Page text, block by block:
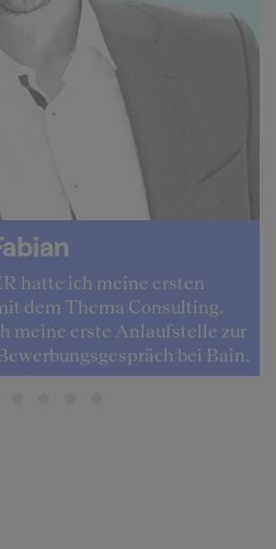
hatte ich meine ersten
dem Thema Consulting.
meine erste Anlaufstelle zur
bei Bain.